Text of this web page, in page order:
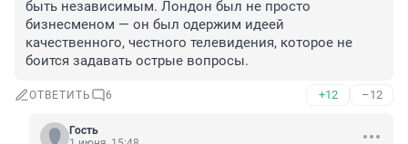
быть независимым. Лондон был не просто
бизнесменом — он был одержим идеей
качественного, честного телевидения, которое не
боится задавать острые вопросы.
ОТВЕТИТЬ 6 +12 –12
Гость